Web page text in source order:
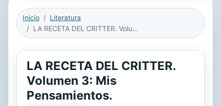
Inicio
Literatura
LA RECETA DEL CRITTER. Volumen 3: Mis Pensamientos.
LA RECETA DEL CRITTER.
Volumen 3: Mis
Pensamientos.